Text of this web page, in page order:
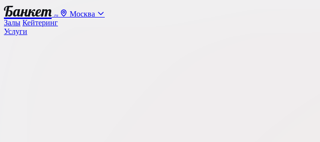
Банкет .ru
Москва
Залы Кейтеринг
Услуги